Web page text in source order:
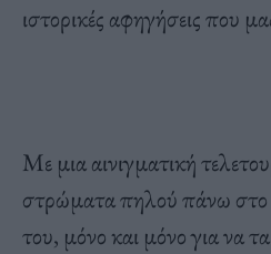
ιστορικές αφηγήσεις που
Με μια αινιγματική
στρώματα πηλού πάνω
του, μόνο και μόνο για να